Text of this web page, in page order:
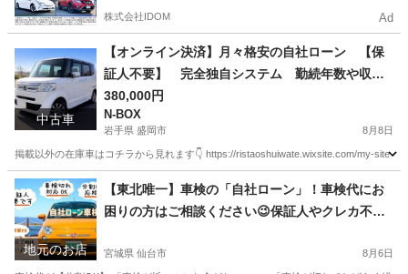
株式会社IDOM Ad
中古車
【オンライン決済】月々格安の自社ローン 【保
証人不要】 完全独自システム 勤続年数や収入
も不問です◎ 【車検2年付き】N-BOX☆4WD☆
修復歴なし 詳細・在庫情報は今すぐ本文をchec
k👇
380,000円
N-BOX
岩手県 盛岡市 8月8日
掲載以外の在庫車はコチラから見れます👇 https://ristaoshuiwate.wixsite.com/my-site
岩手 盛岡市 N-BOX 月々
地元のお店
【東北唯一】車検の「自社ローン」！車検代にお
困りの方はご相談ください😉保証人やクレカ不要
す！
宮城県 仙台市 8月6日